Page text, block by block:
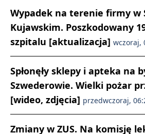
Wypadek na terenie firmy w
Kujawskim. Poszkodowany
szpitalu [aktualizacja] wczoraj,
Spłonęły sklepy i apteka na
Szwederowie. Wielki pożar
[wideo, zdjęcia] przedwczoraj,
Zmiany w ZUS. Na komisję